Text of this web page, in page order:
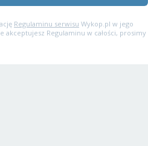
Regulaminu serwisu Wykop.pl w jego
akceptujesz Regulaminu w całości, prosimy